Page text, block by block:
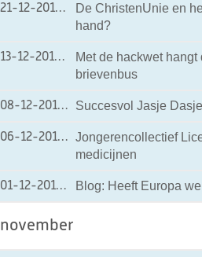
21-12-201621-12-2016 09:58
De ChristenUnie en
hand?
13-12-201613-12-2016 10:36
Met de hackwet
brievenbus
08-12-201608-12-2016 09:09
Succesvol Jasje
06-12-201606-12-2016 12:00
Jongerencollectief
medicijnen
01-12-201601-12-2016 12:00
Blog: Heeft Europa
november